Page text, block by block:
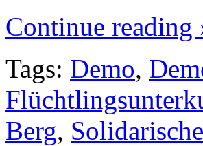
Continue reading
Tags: Demo,
Berg,